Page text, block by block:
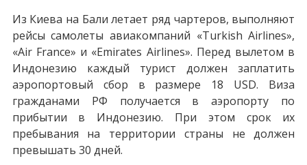
Из Киева на Бали летает ряд чартеров, выполняют
рейсы самолеты авиакомпаний «Turkish Airlines»,
«Air France» и «Emirates Airlines». Перед вылетом в
Индонезию каждый турист должен заплатить
аэропортовый сбор в размере 18 USD. Виза
гражданами РФ получается в аэропорту по
прибытии в Индонезию. При этом срок их
пребывания на территории страны не должен
превышать 30 дней.